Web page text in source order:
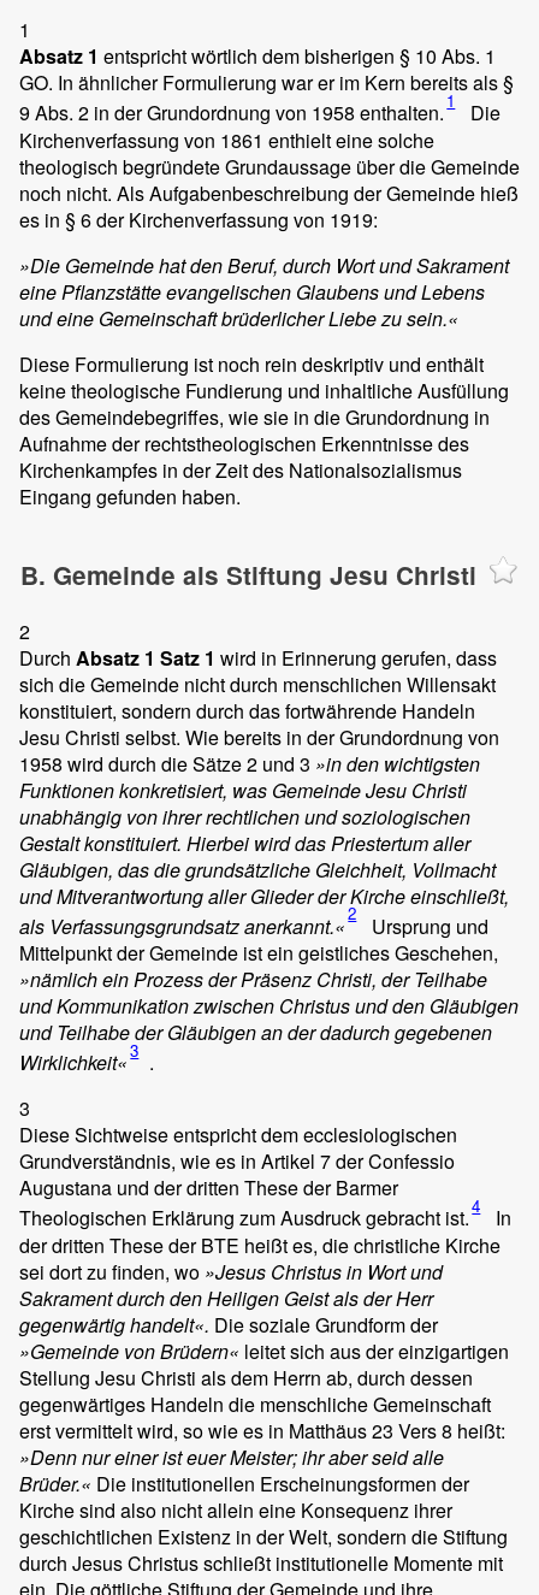
1
Absatz 1 entspricht wörtlich dem bisherigen § 10 Abs. 1
GO. In ähnlicher Formulierung war er im Kern bereits als §
9 Abs. 2 in der Grundordnung von 1958 enthalten. 1
Die
Kirchenverfassung von 1861 enthielt eine solche
theologisch begründete Grundaussage über die Gemeinde
noch nicht. Als Aufgabenbeschreibung der Gemeinde hieß
es in § 6 der Kirchenverfassung von 1919:
»Die Gemeinde hat den Beruf, durch Wort und Sakrament
eine Pflanzstätte evangelischen Glaubens und Lebens
und eine Gemeinschaft brüderlicher Liebe zu sein.«
Diese Formulierung ist noch rein deskriptiv und enthält
keine theologische Fundierung und inhaltliche Ausfüllung
des Gemeindebegriffes, wie sie in die Grundordnung in
Aufnahme der rechtstheologischen Erkenntnisse des
Kirchenkampfes in der Zeit des Nationalsozialismus
Eingang gefunden haben.
B. Gemeinde als Stiftung Jesu Christi
2
Durch Absatz 1 Satz 1 wird in Erinnerung gerufen, dass
sich die Gemeinde nicht durch menschlichen Willensakt
konstituiert, sondern durch das fortwährende Handeln
Jesu Christi selbst. Wie bereits in der Grundordnung von
1958 wird durch die Sätze 2 und 3 »in den wichtigsten
Funktionen konkretisiert, was Gemeinde Jesu Christi
unabhängig von ihrer rechtlichen und soziologischen
Gestalt konstituiert. Hierbei wird das Priestertum aller
Gläubigen, das die grundsätzliche Gleichheit, Vollmacht
und Mitverantwortung aller Glieder der Kirche einschließt,
als Verfassungsgrundsatz anerkannt.«2
Ursprung und
Mittelpunkt der Gemeinde ist ein geistliches Geschehen,
»nämlich ein Prozess der Präsenz Christi, der Teilhabe
und Kommunikation zwischen Christus und den Gläubigen
und Teilhabe der Gläubigen an der dadurch gegebenen
Wirklichkeit«3 .
3
Diese Sichtweise entspricht dem ecclesiologischen
Grundverständnis, wie es in Artikel 7 der Confessio
Augustana und der dritten These der Barmer
Theologischen Erklärung zum Ausdruck gebracht ist.4
In
der dritten These der BTE heißt es, die christliche Kirche
sei dort zu finden, wo »Jesus Christus in Wort und
Sakrament durch den Heiligen Geist als der Herr
gegenwärtig handelt«. Die soziale Grundform der
»Gemeinde von Brüdern« leitet sich aus der einzigartigen
Stellung Jesu Christi als dem Herrn ab, durch dessen
gegenwärtiges Handeln die menschliche Gemeinschaft
erst vermittelt wird, so wie es in Matthäus 23 Vers 8 heißt:
»Denn nur einer ist euer Meister; ihr aber seid alle
Brüder.« Die institutionellen Erscheinungsformen der
Kirche sind also nicht allein eine Konsequenz ihrer
geschichtlichen Existenz in der Welt, sondern die Stiftung
durch Jesus Christus schließt institutionelle Momente mit
ein. Die göttliche Stiftung der Gemeinde und ihre